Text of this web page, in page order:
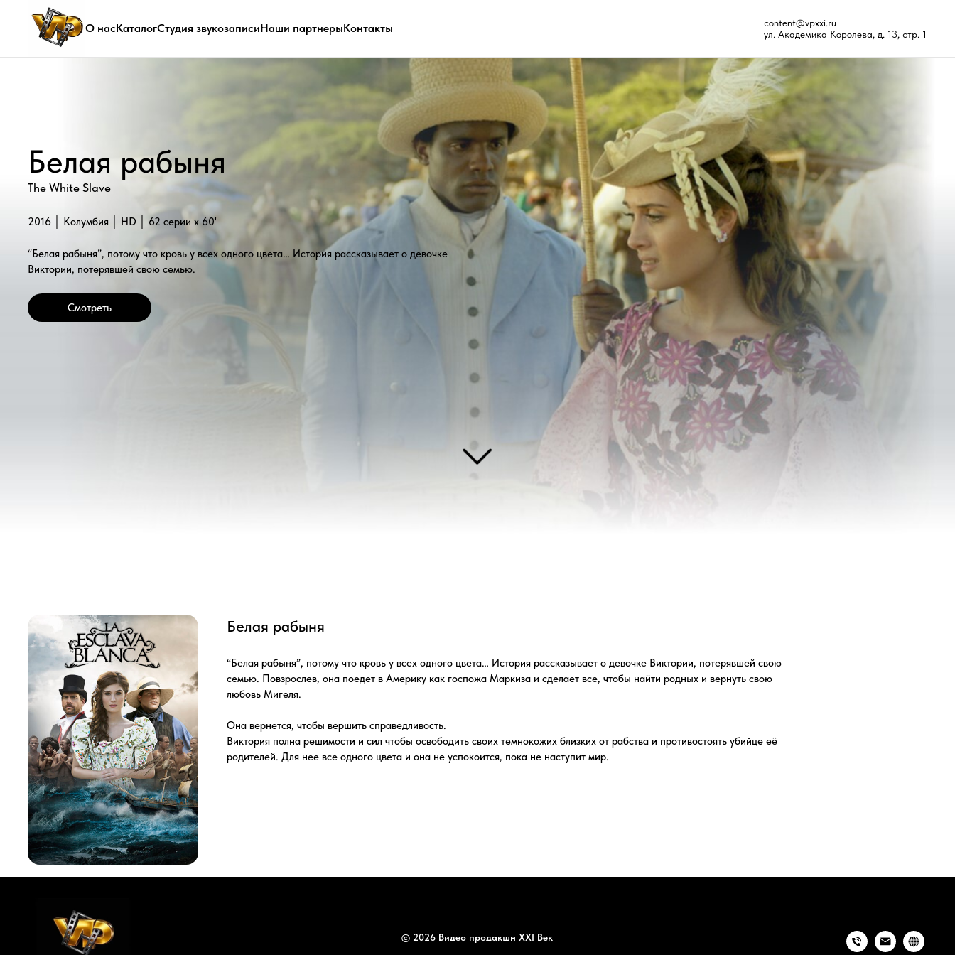
О насКаталогСтудия звукозаписиНаши партнерыКонтакты
content@vpxxi.ru
ул. Академика Королева, д. 13, стр. 1
Белая рабыня
The White Slave
“Белая рабыня”, потому что кровь у всех одного цвета… История рассказывает о девочке
Смотреть
любовь Мигеля.
Виктория полна решимости и сил чтобы освободить своих темнокожих близких от рабства и противостоять убийце её
родителей. Для нее все одного цвета и она не успокоится, пока не наступит мир.
© 2026 Видео продакшн XXI Век